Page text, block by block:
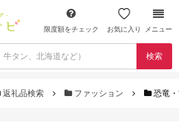
限度額をチェック お気に入り メニュー
検索
返礼品検索 ファッション 恐竜